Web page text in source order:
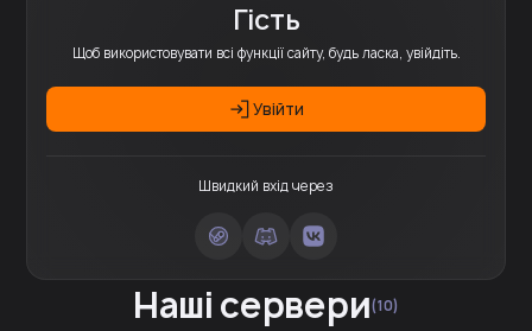
Гість
Щоб використовувати всі функції сайту, будь ласка, увійдіть.
Увійти
Швидкий вхід через
Наші сервери(10)